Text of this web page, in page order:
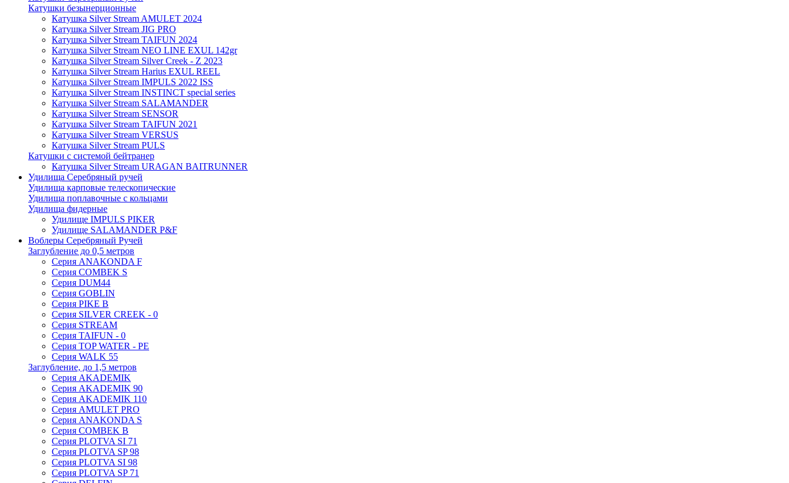
Катушки безынерционные
Катушка Silver Stream AMULET 2024
Катушка Silver Stream JIG PRO
Катушка Silver Stream TAIFUN 2024
Катушка Silver Stream NEO LINE EXUL 142gr
Катушка Silver Stream Silver Creek - Z 2023
Катушка Silver Stream Harius EXUL REEL
Катушка Silver Stream IMPULS 2022 ISS
Катушка Silver Stream INSTINCT special series
Катушка Silver Stream SALAMANDER
Катушка Silver Stream SENSOR
Катушка Silver Stream TAIFUN 2021
Катушка Silver Stream VERSUS
Катушка Silver Stream PULS
Катушки с системой бейтранер
Катушка Silver Stream URAGAN BAITRUNNER
Удилища Серебряный ручей
Удилища карповые телескопические
Удилища поплавочные с кольцами
Удилища фидерные
Удилище IMPULS PIKER
Удилище SALAMANDER P&F
Воблеры Серебряный Ручей
Заглубление до 0,5 метров
Серия ANAKONDA F
Серия COMBEK S
Серия DUM44
Серия GOBLIN
Серия PIKE B
Серия SILVER CREEK - 0
Серия STREAM
Серия TAIFUN - 0
Серия TOP WATER - PE
Серия WALK 55
Заглубление, до 1,5 метров
Серия AKADEMIK
Серия AKADEMIK 90
Серия AKADEMIK 110
Серия AMULET PRO
Серия ANAKONDA S
Серия COMBEK B
Серия PLOTVA SI 71
Серия PLOTVA SP 98
Серия PLOTVA SI 98
Серия PLOTVA SP 71